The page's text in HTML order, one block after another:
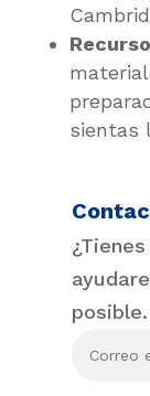
sientas
posible.